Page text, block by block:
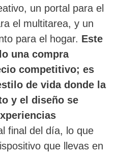
un portal para el
el multitarea, y un
para el hogar. Este
una compra
competitivo; es
de vida donde la
y el diseño se
final del día, lo que
que llevas en